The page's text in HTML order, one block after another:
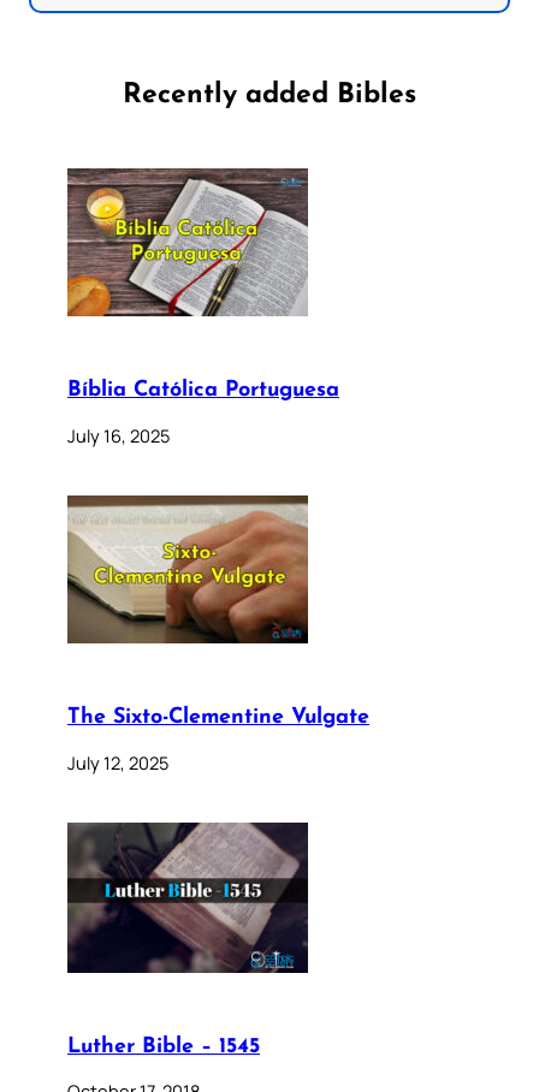
Recently added Bibles
Bíblia Católica Portuguesa
July 16, 2025
The Sixto-Clementine Vulgate
July 12, 2025
Luther Bible – 1545